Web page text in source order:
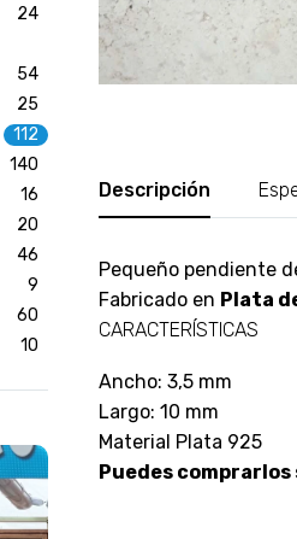
24
54
25
112
140
16
20
46
9
60
10
Descripción
Pequeño pendiente
Fabricado en Plata
CARACTERÍSTICAS
Ancho: 3,5 mm
Largo: 10 mm
Material Plata 925
Puedes